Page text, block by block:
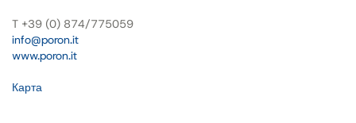
T +39 (0) 874/775059
info@poron.it
www.poron.it
Карта